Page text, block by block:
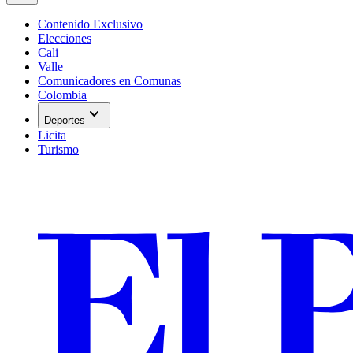
Contenido Exclusivo
Elecciones
Cali
Valle
Comunicadores en Comunas
Colombia
Deportes expand_more
Licita
Turismo